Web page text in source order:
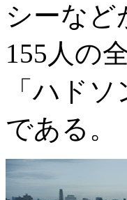
シーなど
155人の
「ハド
である。